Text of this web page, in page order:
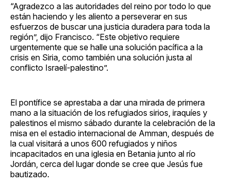
“Agradezco a las autoridades del reino por todo lo que
están haciendo y les aliento a perseverar en sus
esfuerzos de buscar una justicia duradera para toda la
región”, dijo Francisco. “Este objetivo requiere
urgentemente que se halle una solución pacífica a la
crisis en Siria, como también una solución justa al
conflicto Israelí-palestino”.
El pontífice se aprestaba a dar una mirada de primera
mano a la situación de los refugiados sirios, iraquíes y
palestinos el mismo sábado durante la celebración de la
misa en el estadio internacional de Amman, después de
la cual visitará a unos 600 refugiados y niños
incapacitados en una iglesia en Betania junto al río
Jordán, cerca del lugar donde se cree que Jesús fue
bautizado.